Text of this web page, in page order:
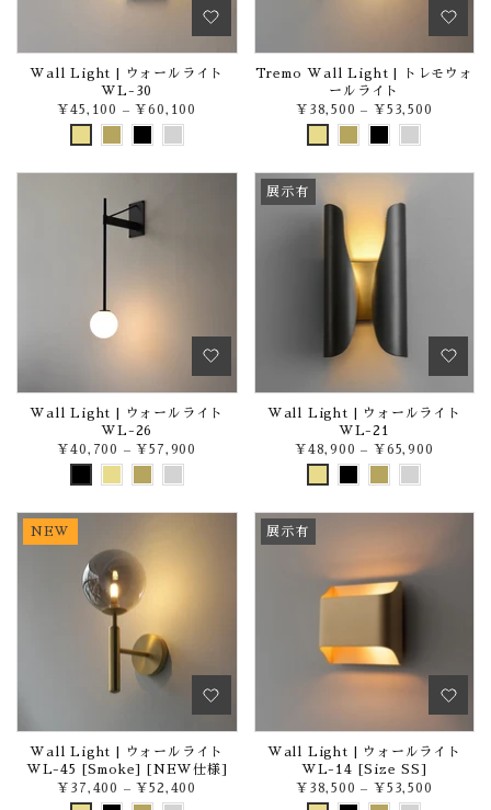
Wall Light | ウォールライト
WL-30
¥45,100 –¥60,100
Tremo Wall Light | トレモウォ
ールライト
¥38,500– ¥53,500
Wall Light | ウォールライト
WL-26
¥40,700 –¥57,900
展示有
Wall Light | ウォールライト
WL-21
¥48,900– ¥65,900
NEW
Wall Light | ウォールライト
WL-45 [Smoke] [NEW仕様]
¥37,400 –¥52,400
展示有
Wall Light | ウォールライト
WL-14 [Size SS]
¥38,500– ¥53,500